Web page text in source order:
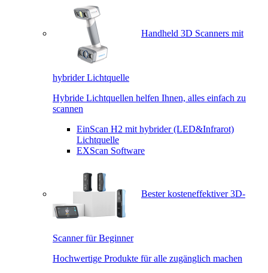
Handheld 3D Scanners mit
hybrider Lichtquelle
Hybride Lichtquellen helfen Ihnen, alles einfach zu
scannen
EinScan H2 mit hybrider (LED&Infrarot)
Lichtquelle
EXScan Software
Bester kosteneffektiver 3D-
Scanner für Beginner
Hochwertige Produkte für alle zugänglich machen